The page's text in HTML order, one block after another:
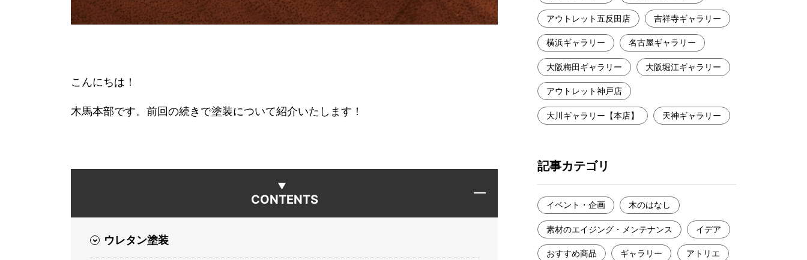
こんにちは！
木馬本部です。前回の続きで塗装について紹介いたします！
CONTENTS
ウレタン塗装
アウトレット五反田店 吉祥寺ギャラリー
横浜ギャラリー 名古屋ギャラリー
大阪梅田ギャラリー 大阪堀江ギャラリー
アウトレット神戸店
大川ギャラリー【本店】 天神ギャラリー
記事カテゴリ
イベント・企画 木のはなし
素材のエイジング・メンテナンス イデア
おすすめ商品 ギャラリー アトリエ